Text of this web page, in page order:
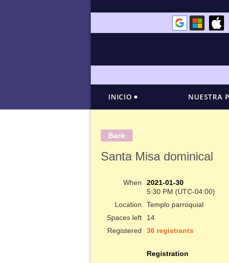
INICIO NUESTRA
Back
Santa Misa dominical
When
2021-01-30
5:30 PM (UTC-04:00)
Location
Templo parroquial
Spaces left
14
Registered
36 registrants
Registration